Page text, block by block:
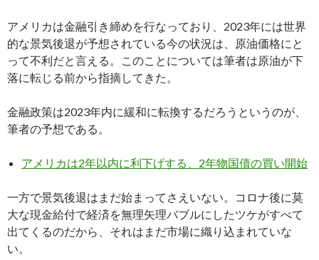
アメリカは金融引き締めを行なっており、2023年には世界
的な景気後退が予想されている今の状況は、原油価格にと
って不利だと言える。このことについては筆者は原油が下
落に転じる前から指摘してきた。
金融政策は2023年内に緩和に転換するだろうというのが、
筆者の予想である。
アメリカは2年以内に利下げする、2年物国債の買い開始
一方で景気後退はまだ始まってさえいない。コロナ後に莫
大な現金給付で経済を無理矢理バブルにしたツケがすべて
出てくるのだから、それはまだ市場に織り込まれていな
い。